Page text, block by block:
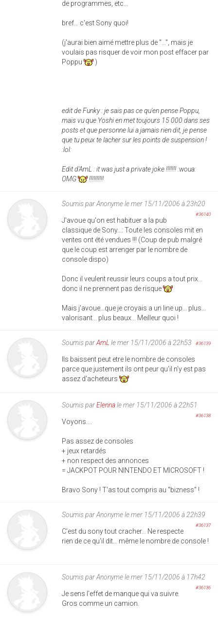
de programmes, etc...
bref... c'est Sony quoi!
(j'aurai bien aimé mettre plus de "...", mais je
voulais pas risquer de voir mon post effacer par
Poppu
)
edit de Funky : je sais pas ce qu'en pense Poppu,
mais vu que Yoshi en met toujours 15 000 dans ses
posts et que personne lui a jamais rien dit, je pense
que tu peux te lacher sur les points de suspension !
:lol:
Edit d'AmL : it was just a private joke !!!!!!! :woua:
OMG
!!!!!!!!!!
Soumis parAnonymele mer 15/11/2006 à 23h20
#36140
J'avoue qu'on est habituer a la pub
classique de Sony...: Toute les consoles mit en
ventes ont été vendues !!! (Coup de pub malgré
que le coup est arrenger par le nombre de
console dispo)
Donc il veulent reussir leurs coups a tout prix...
donc il ne prennent pas de risque
Mais j'avoue...que je croyais a un line up... plus...
valorisant... plus beaux... Meilleur quoi !
Soumis parAmL le mer 15/11/2006 à 22h53 #36139
Ils baissent peut etre le nombre de consoles
parce que justement ils ont peur qu'il n'y est pas
assez d'acheteurs
Soumis parElennale mer 15/11/2006 à 22h51
#36138
Voyons....
Pas assez de consoles
+ jeux retardés
+ non respect des annonces
= JACKPOT POUR NINTENDO ET MICROSOFT !
Bravo Sony ! T'as tout compris au "bizness" !
Soumis parAnonymele mer 15/11/2006 à 22h39
#36137
C'est du sony tout cracher... Ne respecte
rien de ce qu'il dit... même le nombre de console !
Soumis parAnonymele mer 15/11/2006 à 17h42
#36136
Je sens l'effet de manque qui va suivre.
Gros comme un camion.